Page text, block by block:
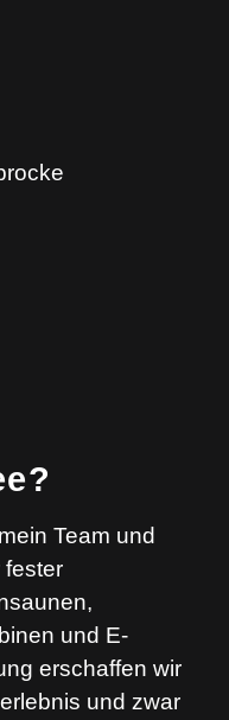
Team und
fester
und E-
erschaffen wir
und zwar